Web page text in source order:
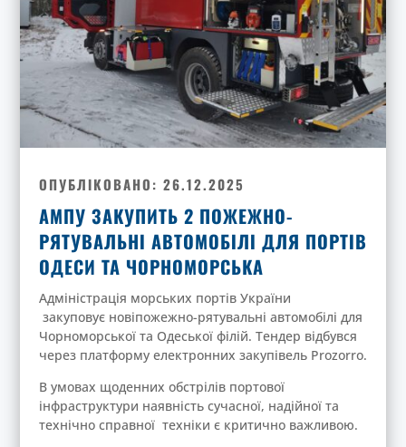
ОПУБЛІКОВАНО: 26.12.2025
АМПУ ЗАКУПИТЬ 2 ПОЖЕЖНО-
РЯТУВАЛЬНІ АВТОМОБІЛІ ДЛЯ ПОРТІВ
ОДЕСИ ТА ЧОРНОМОРСЬКА
Адміністрація морських портів України
закуповує новіпожежно-рятувальні автомобілі для
Чорноморської та Одеської філій. Тендер відбувся
через платформу електронних закупівель Prozorro.
В умовах щоденних обстрілів портової
інфраструктури наявність сучасної, надійної та
технічно справної техніки є критично важливою.